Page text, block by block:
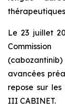
Le 23 juillet
avancées
repose sur
III CABINET.